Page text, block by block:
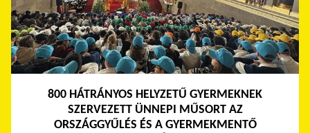
800 HÁTRÁNYOS HELYZETŰ GYERMEKNEK
SZERVEZETT ÜNNEPI MŰSORT AZ
ORSZÁGGYŰLÉS ÉS A GYERMEKMENTŐ